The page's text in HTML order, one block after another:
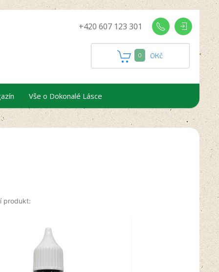
+420 607 123 301
0 0Kč
Vše o Dokonalé Lásce
produkt: